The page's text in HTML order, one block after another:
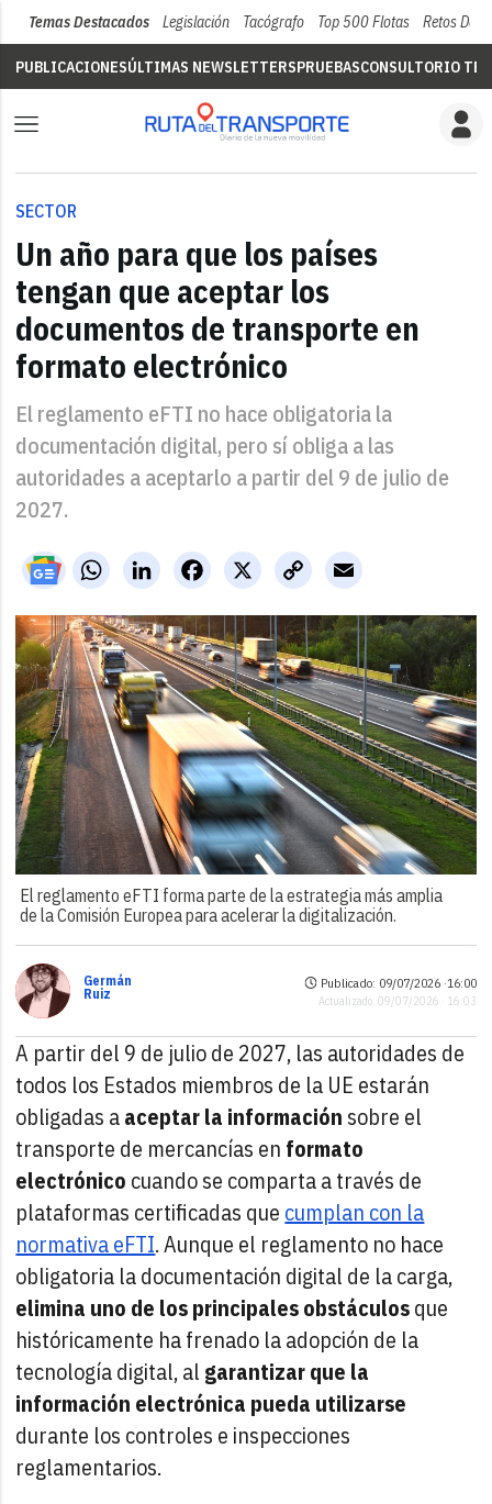
Temas Destacados Legislación Tacógrafo Top 500 Flotas Retos Del
PUBLICACIONESÚLTIMAS NEWSLETTERSPRUEBASCONSULTORIO
SECTOR
Un año para que los países
tengan que aceptar los
documentos de transporte en
formato electrónico
El reglamento eFTI no hace obligatoria la
documentación digital, pero sí obliga a las
autoridades a aceptarlo a partir del 9 de julio de
2027.
WhatsAppLinkedIn X
Facebook
Copy
Link
Email
El reglamento eFTI forma parte de la estrategia más amplia
de la Comisión Europea para acelerar la digitalización.
Germán
Ruiz
Publicado: 09/07/2026 ·16:00
Actualizado: 09/07/2026 · 16:03
A partir del 9 de julio de 2027, las autoridades de
todos los Estados miembros de la UE estarán
obligadas aaceptar la información sobre el
transporte de mercancías en formato
electrónico cuando se comparta a través de
plataformas certificadas que cumplan con la
normativa eFTI. Aunque el reglamento no hace
obligatoria la documentación digital de la carga,
elimina uno de los principales obstáculosque
históricamente ha frenado la adopción de la
tecnología digital, al garantizar que la
información electrónica pueda utilizarse
durante los controles e inspecciones
reglamentarios.